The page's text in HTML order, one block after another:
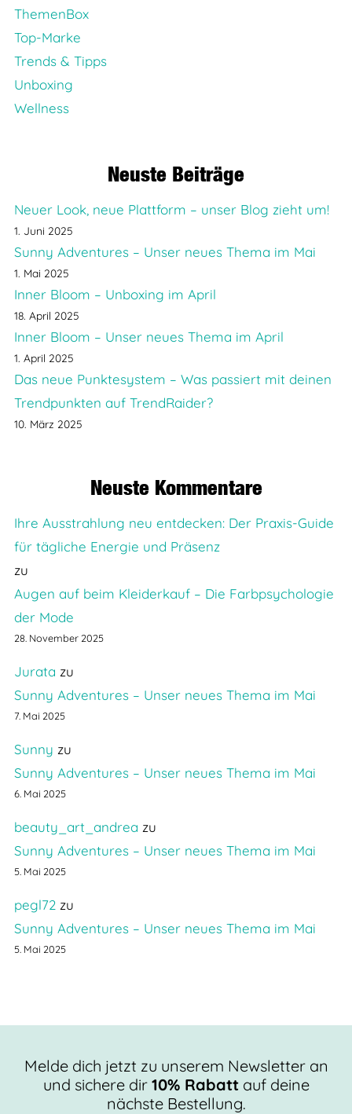
ThemenBox
Top-Marke
Trends & Tipps
Unboxing
Wellness
Neuste Beiträge
Neuer Look, neue Plattform – unser Blog zieht um!
1. Juni 2025
Sunny Adventures – Unser neues Thema im Mai
1. Mai 2025
Inner Bloom – Unboxing im April
18. April 2025
Inner Bloom – Unser neues Thema im April
1. April 2025
Das neue Punktesystem – Was passiert mit deinen
Trendpunkten auf TrendRaider?
10. März 2025
Neuste Kommentare
Ihre Ausstrahlung neu entdecken: Der Praxis-Guide
für tägliche Energie und Präsenz
zu
Augen auf beim Kleiderkauf – Die Farbpsychologie
der Mode
28. November 2025
Jurata zu
Sunny Adventures – Unser neues Thema im Mai
7. Mai 2025
Sunny zu
Sunny Adventures – Unser neues Thema im Mai
6. Mai 2025
beauty_art_andrea zu
Sunny Adventures – Unser neues Thema im Mai
5. Mai 2025
pegl72zu
Sunny Adventures – Unser neues Thema im Mai
5. Mai 2025
Melde dich jetzt zu unserem Newsletter an
und sichere dir 10% Rabattauf deine
nächste Bestellung.